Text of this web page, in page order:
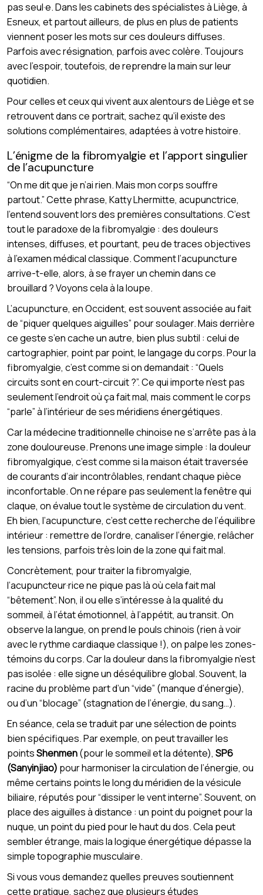
pas seul·e. Dans les cabinets des spécialistes à Liège, à
Esneux, et partout ailleurs, de plus en plus de patients
viennent poser les mots sur ces douleurs diffuses.
Parfois avec résignation, parfois avec colère. Toujours
avec l’espoir, toutefois, de reprendre la main sur leur
quotidien.
Pour celles et ceux qui vivent aux alentours de Liège et se
retrouvent dans ce portrait, sachez qu’il existe des
solutions complémentaires, adaptées à votre histoire.
L’énigme de la fibromyalgie et l’apport singulier
de l’acupuncture
“On me dit que je n’ai rien. Mais mon corps souffre
partout.” Cette phrase, Katty Lhermitte, acupunctrice,
l’entend souvent lors des premières consultations. C’est
tout le paradoxe de la fibromyalgie : des douleurs
intenses, diffuses, et pourtant, peu de traces objectives
à l’examen médical classique. Comment l’acupuncture
arrive-t-elle, alors, à se frayer un chemin dans ce
brouillard ? Voyons cela à la loupe.
L’acupuncture, en Occident, est souvent associée au fait
de “piquer quelques aiguilles” pour soulager. Mais derrière
ce geste s’en cache un autre, bien plus subtil : celui de
cartographier, point par point, le langage du corps. Pour la
fibromyalgie, c’est comme si on demandait : “Quels
circuits sont en court-circuit ?”. Ce qui importe n’est pas
seulement l’endroit où ça fait mal, mais comment le corps
“parle” à l’intérieur de ses méridiens énergétiques.
Car la médecine traditionnelle chinoise ne s’arrête pas à la
zone douloureuse. Prenons une image simple : la douleur
fibromyalgique, c’est comme si la maison était traversée
de courants d’air incontrôlables, rendant chaque pièce
inconfortable. On ne répare pas seulement la fenêtre qui
claque, on évalue tout le système de circulation du vent.
Eh bien, l’acupuncture, c’est cette recherche de l’équilibre
intérieur : remettre de l’ordre, canaliser l’énergie, relâcher
les tensions, parfois très loin de la zone qui fait mal.
Concrètement, pour traiter la fibromyalgie,
l’acupuncteur·rice ne pique pas là où cela fait mal
“bêtement”. Non, il ou elle s’intéresse à la qualité du
sommeil, à l’état émotionnel, à l’appétit, au transit. On
observe la langue, on prend le pouls chinois (rien à voir
avec le rythme cardiaque classique !), on palpe les zones-
témoins du corps. Car la douleur dans la fibromyalgie n’est
pas isolée : elle signe un déséquilibre global. Souvent, la
racine du problème part d’un “vide” (manque d’énergie),
ou d’un “blocage” (stagnation de l’énergie, du sang…).
En séance, cela se traduit par une sélection de points
bien spécifiques. Par exemple, on peut travailler les
pointsShenmen(pour le sommeil et la détente), SP6
(Sanyinjiao) pour harmoniser la circulation de l’énergie, ou
même certains points le long du méridien de la vésicule
biliaire, réputés pour “dissiper le vent interne”. Souvent, on
place des aiguilles à distance : un point du poignet pour la
nuque, un point du pied pour le haut du dos. Cela peut
sembler étrange, mais la logique énergétique dépasse la
simple topographie musculaire.
Si vous vous demandez quelles preuves soutiennent
cette pratique, sachez que plusieurs études